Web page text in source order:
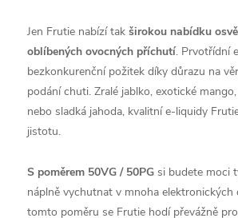
Jen Frutie nabízí takširokou nabídku
oblíbených ovocných příchutí. Prvotřídní
bezkonkurenční požitek díky důrazu na
podání chuti. Zralé jablko, exotické
nebo sladká jahoda, kvalitní e-liquidy
jistotu.
S poměrem 50VG / 50PG si budete moci
náplně vychutnat v mnoha elektronických
tomto poměru se Frutie hodí převážně